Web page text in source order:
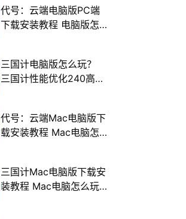
代号：云端电脑版PC端
下载安装教程 电脑版怎
三国计电脑版怎么玩？
三国计性能优化240高帧
代号：云端Mac电脑版下
载安装教程 Mac电脑怎
三国计Mac电脑版下载安
装教程 Mac电脑怎么玩